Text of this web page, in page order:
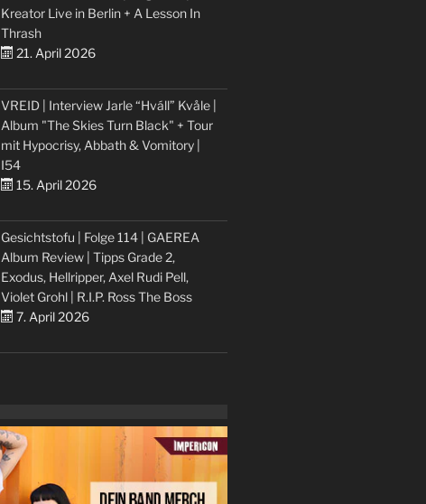
Kreator Live in Berlin + A Lesson In
Thrash
21. April 2026
VREID | Interview Jarle “Hváll” Kvåle |
Album "The Skies Turn Black" + Tour
mit Hypocrisy, Abbath & Vomitory |
I54
15. April 2026
Gesichtstofu | Folge 114 | GAEREA
Album Review | Tipps Grade 2,
Exodus, Hellripper, Axel Rudi Pell,
Violet Grohl | R.I.P. Ross The Boss
7. April 2026